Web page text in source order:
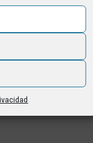
en cuanto a la
extranjera.